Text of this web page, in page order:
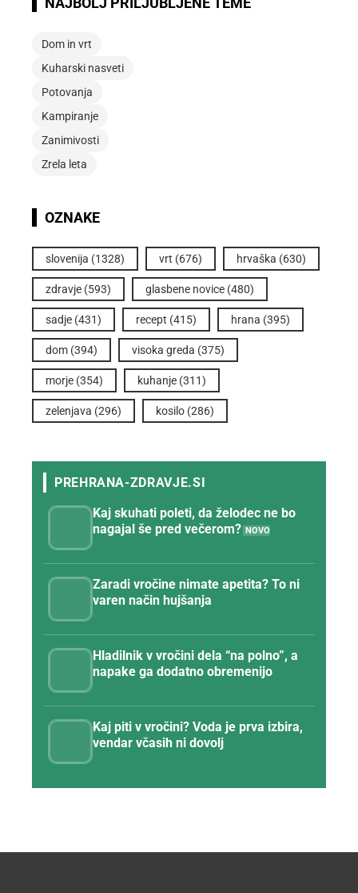
Dom in vrt
Kuharski nasveti
Potovanja
Kampiranje
Zanimivosti
Zrela leta
OZNAKE
slovenija (1328) vrt (676) hrvaška (630)
zdravje (593) glasbene novice (480)
sadje (431) recept (415) hrana (395)
dom (394) visoka greda (375)
morje (354) kuhanje (311)
zelenjava (296) kosilo (286)
Kaj skuhati poleti, da želodec ne bo
nagajal še pred večerom?
Zaradi vročine nimate apetita? To ni
varen način hujšanja
Hladilnik v vročini dela “na polno”, a
napake ga dodatno obremenijo
Kaj piti v vročini? Voda je prva izbira,
vendar včasih ni dovolj